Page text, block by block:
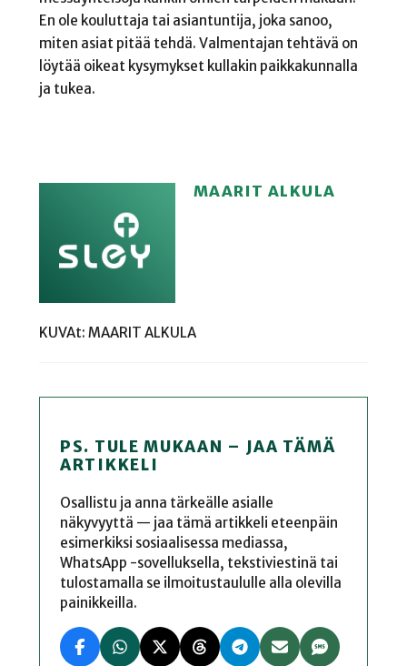
En ole kouluttaja tai asiantuntija, joka sanoo,
miten asiat pitää tehdä. Valmentajan tehtävä on
löytää oikeat kysymykset kullakin paikkakunnalla
ja tukea.
MAARIT ALKULA
KUVAt: MAARIT ALKULA
PS. TULE MUKAAN – JAA TÄMÄ
ARTIKKELI
Osallistu ja anna tärkeälle asialle
näkyvyyttä — jaa tämä artikkeli eteenpäin
esimerkiksi sosiaalisessa mediassa,
WhatsApp -sovelluksella, tekstiviestinä tai
tulostamalla se ilmoitustaululle alla olevilla
painikkeilla.